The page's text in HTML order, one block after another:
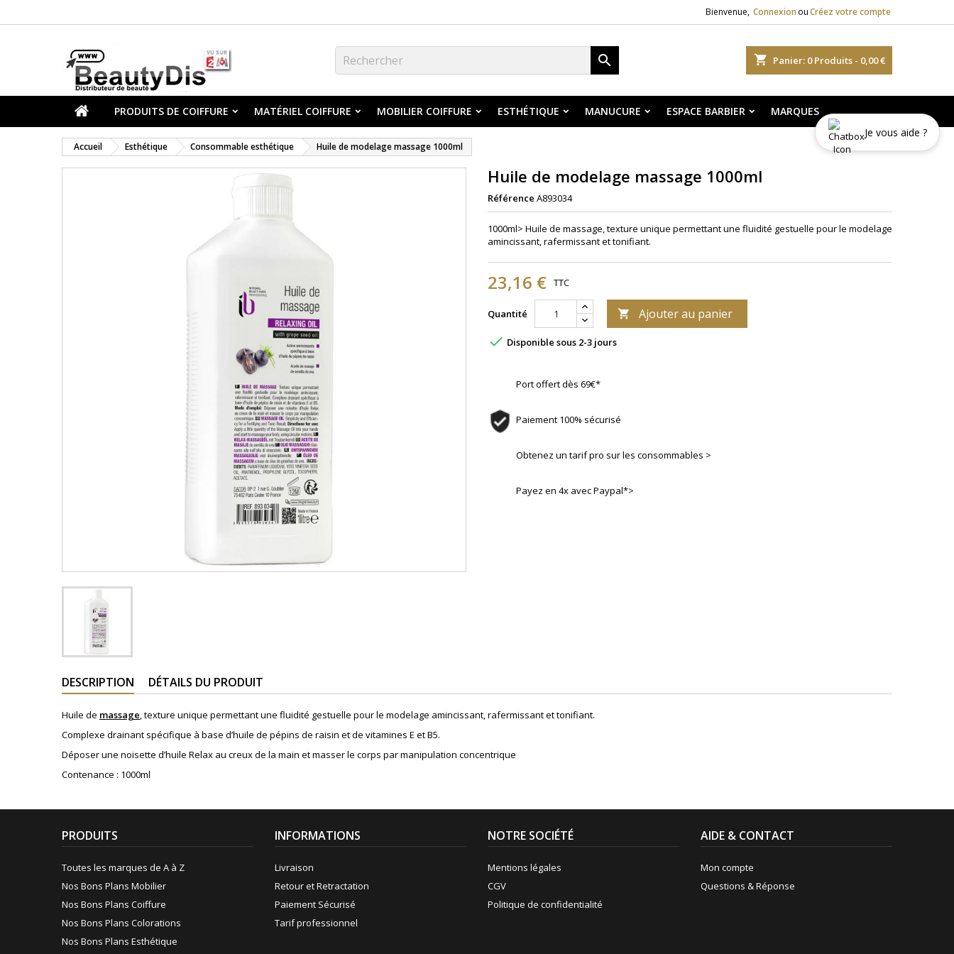
Bienvenue, Connexion ouCréez votre compte
shopping_cart Panier: 0Produits - 0,00 €

PRODUITS DE COIFFURE MATÉRIEL COIFFURE MOBILIER COIFFURE ESTHÉTIQUE MANUCURE ESPACE BARBIER MARQUES
Accueil Esthétique Consommable esthétique Huile de modelage massage 1000ml
Huile de modelage massage 1000ml
Référence A893034
1000ml> Huile de massage, texture unique permettant une fluidité gestuelle pour le modelage
amincissant, rafermissant et tonifiant.
23,16 € TTC
Quantité  Ajouter au panier
 Disponible sous 2-3 jours
Port offert dès 69€*
Paiement 100% sécurisé
Obtenez un tarif pro sur les consommables >
Payez en 4x avec Paypal*>
DESCRIPTION DÉTAILS DU PRODUIT
Huile de massage, texture unique permettant une fluidité gestuelle pour le modelage amincissant, rafermissant et tonifiant.
Complexe drainant spécifique à base d’huile de pépins de raisin et de vitamines E et B5.
Déposer une noisette d’huile Relax au creux de la main et masser le corps par manipulation concentrique
Contenance : 1000ml
PRODUITS
Toutes les marques de A à Z
Nos Bons Plans Mobilier
Nos Bons Plans Coiffure
Nos Bons Plans Colorations
Nos Bons Plans Esthétique
INFORMATIONS
Livraison
Retour et Retractation
Paiement Sécurisé
Tarif professionnel
NOTRE SOCIÉTÉ
Mentions légales
CGV
Politique de confidentialité
AIDE & CONTACT
Mon compte
Questions & Réponse
Je vous aide ?